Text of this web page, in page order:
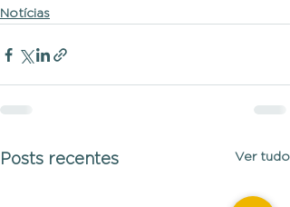
Notícias
Posts recentes Ver tudo